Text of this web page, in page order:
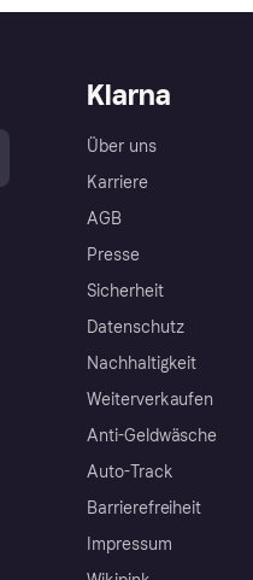
Klarna
Über uns
Karriere
AGB
Presse
Sicherheit
Datenschutz
Nachhaltigkeit
Weiterverkaufen
Anti-Geldwäsche
Auto-Track
Barrierefreiheit
Impressum